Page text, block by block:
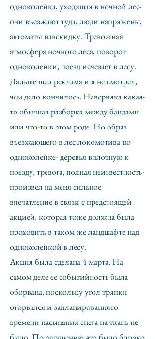
одноколейка, уходящая в ночной лес-
они въезжают туда, люди напряжены,
автоматы навскидку. Тревожная
атмосфера ночного леса, поворот
одноколейки, поезд исчезает в лесу.
Дальше шла реклама и я не смотрел,
чем дело кончилось. Наверняка какая-
то обычная разборка между бандами
или что-то в этом роде. Но образ
въезжающего в лес локомотива по
одноколейке- деревья вплотную к
поезду, тревога, полная неизвестность-
произвел на меня сильное
впечатление в связи с предстоящей
акцией, которая тоже должна была
проходить в таком же ландшафте над
одноколейкой в лесу.
Акция была сделана 4 марта. На
самом деле ее событийность была
оборвана, поскольку угол тряпки
оторвался и запланированного
времени насыпания снега на ткань не